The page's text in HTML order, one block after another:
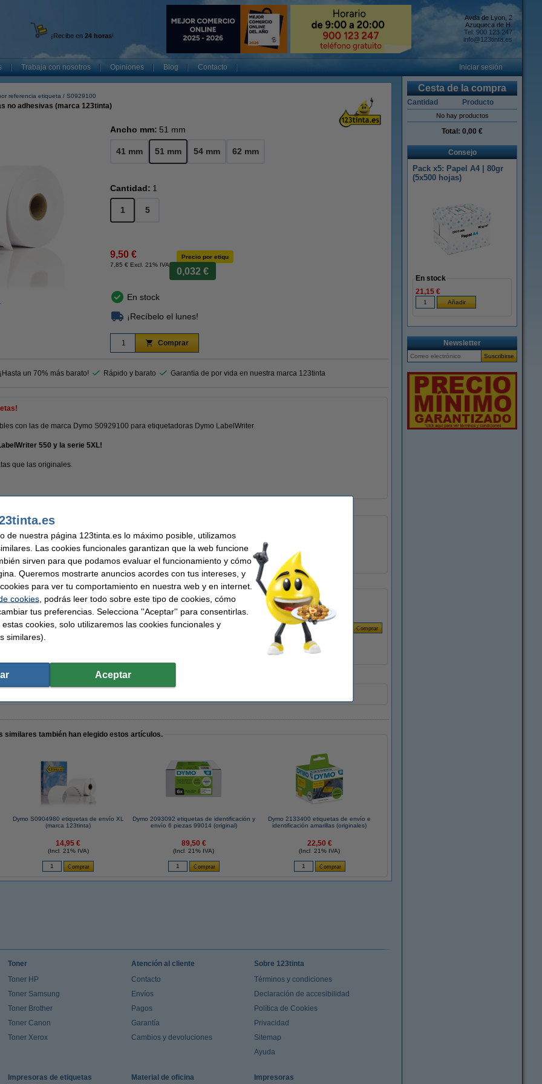
¡Recibe en 24 horas!
Avda de Lyon, 2
Azuqueca de H.
Tel: 900 123 247
info@123tinta.es
Trabaja con nosotros Opiniones Blog Contacto Iniciar sesión
referencia etiqueta S0929100
no adhesivas (marca 123tinta)
Ancho mm: 51 mm
41 mm 51 mm 54 mm 62 mm
Cantidad: 1
1 5
9,50 €
7,85 € Excl. 21% IVA
Precio por etiqu
0,032 €
En stock
¡Recíbelo el lunes!
Comprar
un 70% más barato! Rápido y barato Garantía de por vida en nuestra marca 123tinta
con las de marca Dymo S0929100 para etiquetadoras Dymo LabelWriter.
550 y la serie 5XL!
que las originales.
para gafetes con nombre Color:
Núm fábrica:
8718237064581
de identificación y citas no autoadhesivas (marca 123tinta) | Pack 5 uds
en vez de la marca original.
similares también han elegido estos artículos.
Dymo S0904980 etiquetas de envío XL
(marca 123tinta)
14,95 €
(Incl. 21% IVA)
Dymo 2093092 etiquetas de identificación y
envío 6 piezas 99014 (original)
89,50 €
(Incl. 21% IVA)
Dymo 2133400 etiquetas de envío e
identificación amarillas (originales)
22,50 €
(Incl. 21% IVA)
Cesta de la compra
Cantidad Producto
No hay productos
Total: 0,00 €
Consejo
Pack x5: Papel A4 | 80gr
(5x500 hojas)
En stock
21,15 €
Newsletter
Toner
Toner HP
Toner Samsung
Toner Brother
Toner Canon
Toner Xerox
Atención al cliente
Contacto
Envíos
Pagos
Garantía
Cambios y devoluciones
Sobre 123tinta
Términos y condiciones
Declaración de accesibilidad
Política de Cookies
Privacidad
Sitemap
Ayuda
Impresoras de etiquetas Material de oficina Impresoras
de nuestra página 123tinta.es lo máximo posible, utilizamos
Las cookies funcionales garantizan que la web funcione
sirven para que podamos evaluar el funcionamiento y cómo
Queremos mostrarte anuncios acordes con tus intereses, y
para ver tu comportamiento en nuestra web y en internet.
cookies, podrás leer todo sobre este tipo de cookies, cómo
tus preferencias. Selecciona ''Aceptar'' para consentirlas.
cookies, solo utilizaremos las cookies funcionales y
similares).
Aceptar